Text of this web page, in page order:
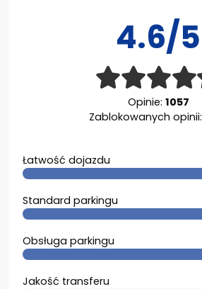
4.6/5
Opinie: 1057
Zablokowanych opinii:
Łatwość dojazdu
Standard parkingu
Obsługa parkingu
Jakość transferu